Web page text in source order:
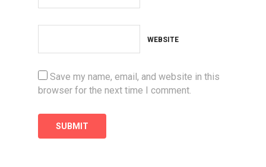
WEBSITE
Save my name, email, and website in this
browser for the next time I comment.